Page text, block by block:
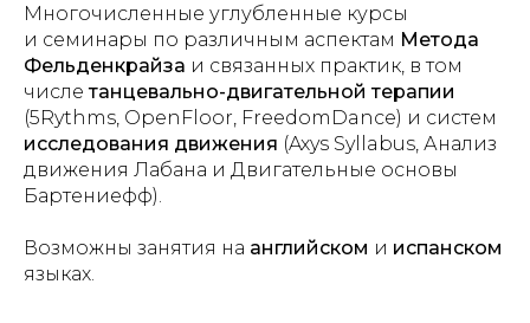
Многочисленные углубленные курсы
и семинары по различным аспектам Метода
Фельденкрайза и связанных практик, в том
числетанцевально-двигательной терапии
(5Rythms, OpenFloor, FreedomDance) и систем
исследования движения (Axys Syllabus, Анализ
движения Лабана и Двигательные основы
Бартениефф).
Возможны занятия на английском и испанском
языках.